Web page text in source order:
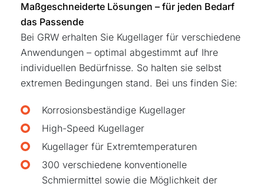
Maßgeschneiderte Lösungen – für jeden Bedarf
das Passende
Bei GRW erhalten Sie Kugellager für verschiedene
Anwendungen – optimal abgestimmt auf Ihre
individuellen Bedürfnisse. So halten sie selbst
extremen Bedingungen stand. Bei uns finden Sie:
Korrosionsbeständige Kugellager
High-Speed Kugellager
Kugellager für Extremtemperaturen
300 verschiedene konventionelle
Schmiermittel sowie die Möglichkeit der